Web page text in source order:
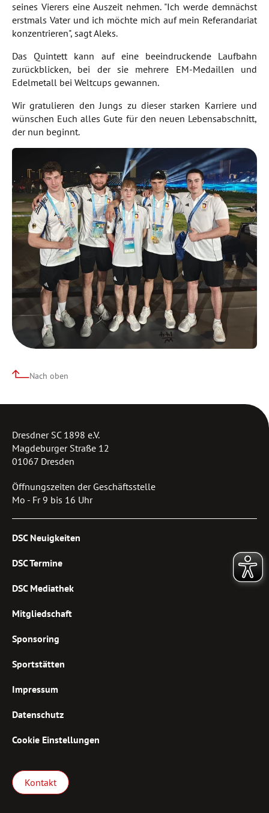
seines Vierers eine Auszeit nehmen. "Ich werde demnächst
erstmals Vater und ich möchte mich auf mein Referandariat
konzentrieren", sagt Aleks.
Das Quintett kann auf eine beeindruckende Laufbahn
zurückblicken, bei der sie mehrere EM-Medaillen und
Edelmetall bei Weltcups gewannen.
Wir gratulieren den Jungs zu dieser starken Karriere und
wünschen Euch alles Gute für den neuen Lebensabschnitt,
der nun beginnt.
Nach oben
Dresdner SC 1898 e.V.
Magdeburger Straße 12
01067 Dresden
Öffnungszeiten der Geschäftsstelle
Mo - Fr 9 bis 16 Uhr
DSC Neuigkeiten
DSC Termine
DSC Mediathek
Mitgliedschaft
Sponsoring
Sportstätten
Impressum
Datenschutz
Cookie Einstellungen
Kontakt